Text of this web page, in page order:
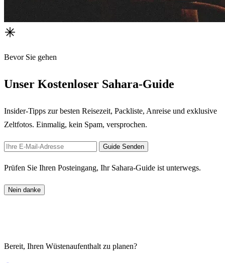
Bevor Sie gehen
Unser Kostenloser Sahara-Guide
Insider-Tipps zur besten Reisezeit, Packliste, Anreise und exklusive
Zeltfotos. Einmalig, kein Spam, versprochen.
Guide Senden
Prüfen Sie Ihren Posteingang, Ihr Sahara-Guide ist unterwegs.
Nein danke
Bereit, Ihren Wüstenaufenthalt zu planen?